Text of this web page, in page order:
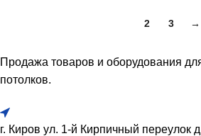
2 3 →
Продажа товаров и оборудования
потолков.
г. Киров ул. 1-й Кирпичный переулок